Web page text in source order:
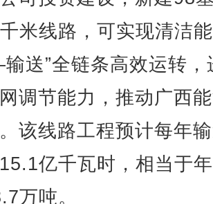
米线路，可实现清洁能
送”全链条高效运转，
调节能力，推动广西
该线路工程预计每年
亿千瓦时，相当于
万吨。